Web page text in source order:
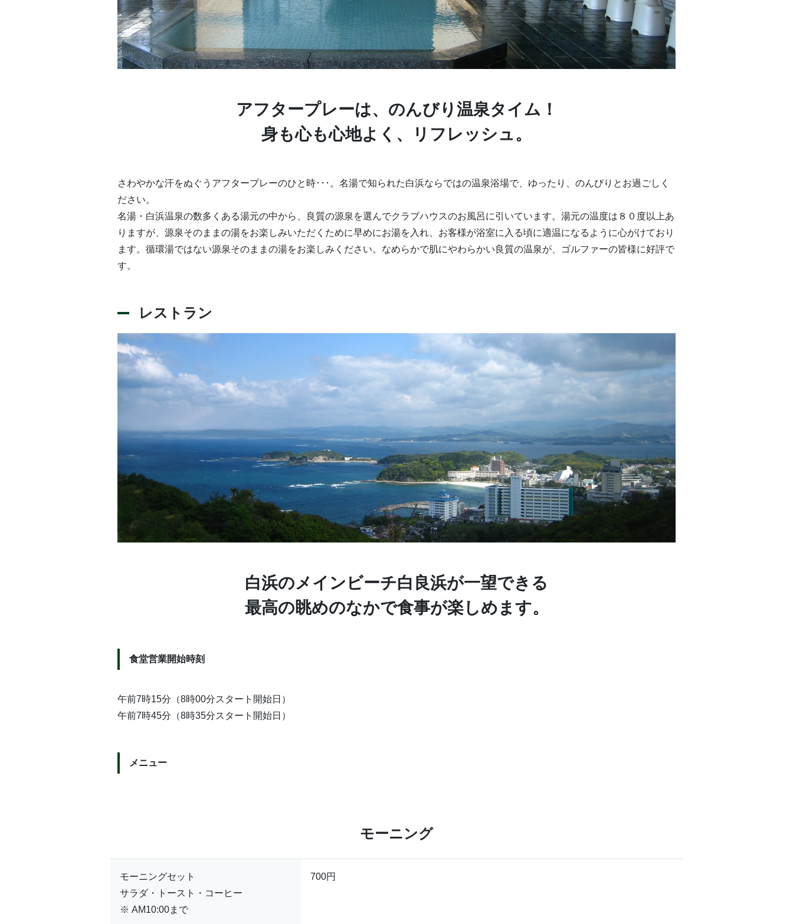
アフタープレーは、のんびり温泉タイム！
身も心も心地よく、リフレッシュ。
さわやかな汗をぬぐうアフタープレーのひと時･･･。名湯で知られた白浜ならではの温泉浴場で、ゆったり、のんびりとお過ごしく
ださい。
名湯・白浜温泉の数多くある湯元の中から、良質の源泉を選んでクラブハウスのお風呂に引いています。湯元の温度は８０度以上あ
りますが、源泉そのままの湯をお楽しみいただくために早めにお湯を入れ、お客様が浴室に入る頃に適温になるように心がけており
ます。循環湯ではない源泉そのままの湯をお楽しみください。なめらかで肌にやわらかい良質の温泉が、ゴルファーの皆様に好評で
す。
レストラン
白浜のメインビーチ白良浜が一望できる
最高の眺めのなかで食事が楽しめます。
食堂営業開始時刻
午前7時15分（8時00分スタート開始日）
午前7時45分（8時35分スタート開始日）
メニュー
モーニング
モーニングセット
サラダ・トースト・コーヒー
※ AM10:00まで
700円